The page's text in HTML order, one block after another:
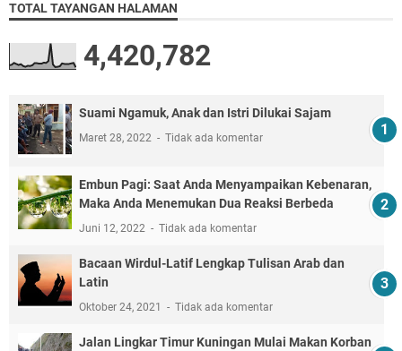
TOTAL TAYANGAN HALAMAN
4,420,782
Suami Ngamuk, Anak dan Istri Dilukai Sajam
Maret 28, 2022 Tidak ada komentar
Embun Pagi: Saat Anda Menyampaikan Kebenaran,
Maka Anda Menemukan Dua Reaksi Berbeda
Juni 12, 2022 Tidak ada komentar
Bacaan Wirdul-Latif Lengkap Tulisan Arab dan
Latin
Oktober 24, 2021 Tidak ada komentar
Jalan Lingkar Timur Kuningan Mulai Makan Korban